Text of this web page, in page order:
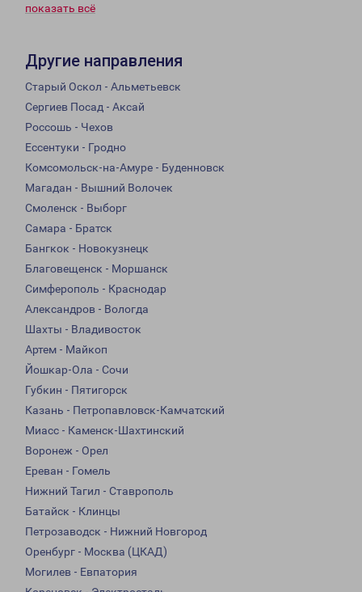
показать всё
Другие направления
Старый Оскол - Альметьевск
Сергиев Посад - Аксай
Россошь - Чехов
Ессентуки - Гродно
Комсомольск-на-Амуре - Буденновск
Магадан - Вышний Волочек
Смоленск - Выборг
Самара - Братск
Бангкок - Новокузнецк
Благовещенск - Моршанск
Симферополь - Краснодар
Александров - Вологда
Шахты - Владивосток
Артем - Майкоп
Йошкар-Ола - Сочи
Губкин - Пятигорск
Казань - Петропавловск-Камчатский
Миасс - Каменск-Шахтинский
Воронеж - Орел
Ереван - Гомель
Нижний Тагил - Ставрополь
Батайск - Клинцы
Петрозаводск - Нижний Новгород
Оренбург - Москва (ЦКАД)
Могилев - Евпатория